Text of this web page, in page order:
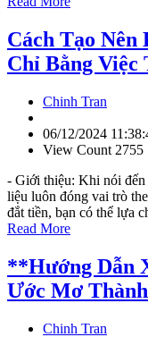
Cách Tạo Nên
Chỉ Bằng Việc
Chinh Tran
06/12/2024
View Count 2755
- Giới thiệu: Khi nói đến
liệu luôn đóng vai trò
đắt tiền, bạn có thể lựa
Read More
**Hướng Dẫn
Ước Mơ
Chinh Tran